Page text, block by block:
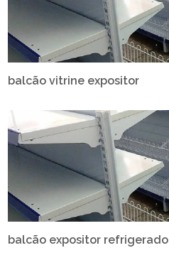
balcão vitrine expositor
balcão expositor refrigerado